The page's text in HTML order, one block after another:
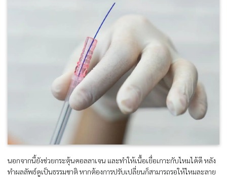
นอกจากนี้ยังช่วยกระตุ้นคอลลาเจน และทำให้เนื้อเยื่อเกาะกับไหมได้ดี หลัง
ทำผลลัพธ์ดูเป็นธรรมชาติ หากต้องการปรับเปลี่ยนก็สามารถรอให้ไหมละลาย